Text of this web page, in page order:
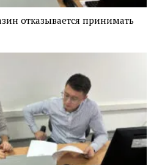
отказывается принимать